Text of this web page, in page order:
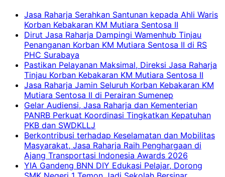
Jasa Raharja Serahkan Santunan kepada Ahli Waris
Korban Kebakaran KM Mutiara Sentosa II
Dirut Jasa Raharja Dampingi Wamenhub Tinjau
Penanganan Korban KM Mutiara Sentosa II di RS
PHC Surabaya
Pastikan Pelayanan Maksimal, Direksi Jasa Raharja
Tinjau Korban Kebakaran KM Mutiara Sentosa II
Jasa Raharja Jamin Seluruh Korban Kebakaran KM
Mutiara Sentosa II di Perairan Sumenep
Gelar Audiensi, Jasa Raharja dan Kementerian
PANRB Perkuat Koordinasi Tingkatkan Kepatuhan
PKB dan SWDKLLJ
Berkontribusi terhadap Keselamatan dan Mobilitas
Masyarakat, Jasa Raharja Raih Penghargaan di
Ajang Transportasi Indonesia Awards 2026
YIA Gandeng BNN DIY Edukasi Pelajar, Dorong